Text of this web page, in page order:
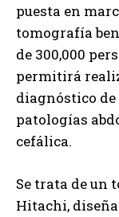
puesta en
tomografía
de 300,000
permitirá
diagnóstico
patologías
cefálica.
Se trata de un
Hitachi,